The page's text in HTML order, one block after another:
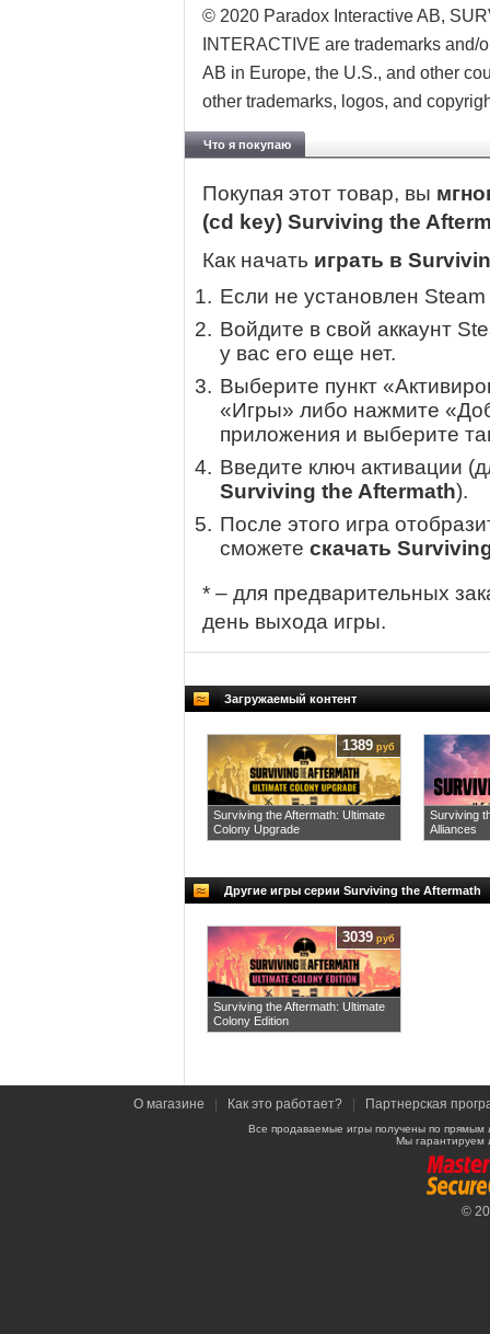
© 2020 Paradox Interactive AB,
INTERACTIVE are trademarks
AB in Europe, the U.S., and other
other trademarks, logos, and
Что я покупаю
Покупая этот товар, вы
(cd key) Surviving the
Как начать играть в
Если не установлен
Войдите в свой аккаунт
у вас его еще нет.
Выберите пункт
«Игры» либо нажмите
приложения и выберите
Введите ключ активации
Surviving the Aftermath).
После этого игра
сможете скачать
* – для предварительных
день выхода игры.
Загружаемый контент
Surviving the Aftermath: Ultimate
Colony Upgrade
1389 руб
Surviving
Alliances
Другие игры серии Surviving the Aftermath
Surviving the Aftermath: Ultimate
Colony Edition
3039 руб
О магазине Как это работает? Партнерская
Все продаваемые игры получены по
Мы гарантируем
©